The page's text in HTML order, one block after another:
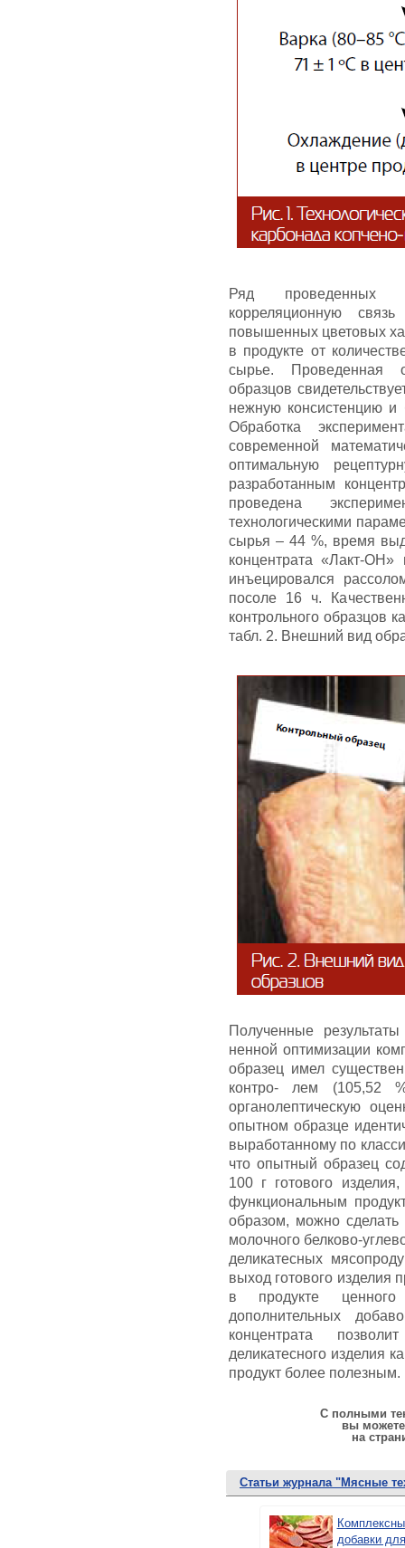
Ряд проведенных
корреляционную
повышенных цветовых
в продукте от
сырье. Проведенная
образцов
нежную консистенцию и
Обработка
современной
оптимальную
разработанным
проведена
технологическими
сырья – 44 %, время
концентрата «Лакт-
инъецировался
посоле 16 ч.
контрольного образцов
табл. 2. Внешний вид
Полученные
ненной оптимизации
образец имел
контро- лем (105,52
органолептическую
опытном образце
выработанному по
что опытный образец
100 г готового
функциональным
образом, можно сделать
молочного белково-
деликатесных
выход готового изделия
в продукте
дополнительных
концентрата
деликатесного изделия
продукт более полезным.
С полными
вы
на
Статьи журнала "Мясные
добавки для